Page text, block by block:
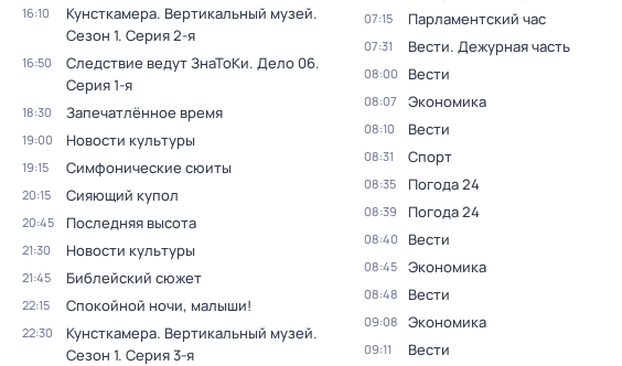
16:10 Кунсткамера. Вертикальный музей.
Сезон 1. Серия 2-я
16:50 Следствие ведут ЗнаТоКи. Дело 06.
Серия 1-я
18:30 Запечатлённое время
19:00 Новости культуры
19:15 Симфонические сюиты
20:15 Сияющий купол
20:45 Последняя высота
21:30 Новости культуры
21:45 Библейский сюжет
22:15 Спокойной ночи, малыши!
22:30 Кунсткамера. Вертикальный музей.
Сезон 1. Серия 3-я
07:15 Парламентский час
07:31 Вести. Дежурная часть
08:00 Вести
08:07 Экономика
08:10 Вести
08:31 Спорт
08:35 Погода 24
08:39 Погода 24
08:40 Вести
08:45 Экономика
08:48 Вести
09:08 Экономика
09:11 Вести